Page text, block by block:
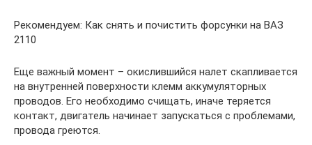
Рекомендуем: Как снять и почистить форсунки на ВАЗ
2110
Еще важный момент – окислившийся налет скапливается
на внутренней поверхности клемм аккумуляторных
проводов. Его необходимо счищать, иначе теряется
контакт, двигатель начинает запускаться с проблемами,
провода греются.